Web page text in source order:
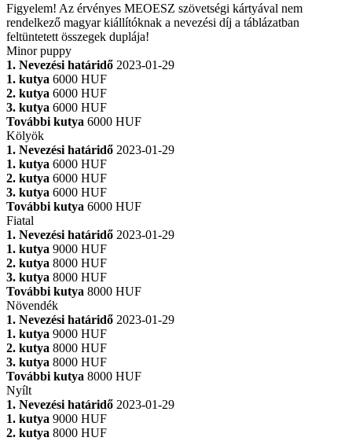
Figyelem! Az érvényes MEOESZ szövetségi kártyával nem
rendelkező magyar kiállítóknak a nevezési díj a táblázatban
feltüntetett összegek duplája!
Minor puppy
1. Nevezési határidő 2023-01-29
1. kutya 6000 HUF
2. kutya 6000 HUF
3. kutya 6000 HUF
További kutya 6000 HUF
Kölyök
1. Nevezési határidő 2023-01-29
1. kutya 6000 HUF
2. kutya 6000 HUF
3. kutya 6000 HUF
További kutya 6000 HUF
Fiatal
1. Nevezési határidő 2023-01-29
1. kutya 9000 HUF
2. kutya 8000 HUF
3. kutya 8000 HUF
További kutya 8000 HUF
Növendék
1. Nevezési határidő 2023-01-29
1. kutya 9000 HUF
2. kutya 8000 HUF
3. kutya 8000 HUF
További kutya 8000 HUF
Nyílt
1. Nevezési határidő 2023-01-29
1. kutya 9000 HUF
2. kutya 8000 HUF